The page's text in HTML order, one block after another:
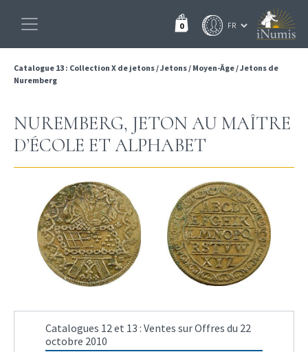
0
Catalogue 13 : Collection X de jetons/Jetons/ Moyen-Âge/Jetons de
Nuremberg
NUREMBERG, JETON AU MAÎTRE
D’ÉCOLE ET ALPHABET
Catalogues 12 et 13 : Ventes sur Offres du 22
octobre 2010